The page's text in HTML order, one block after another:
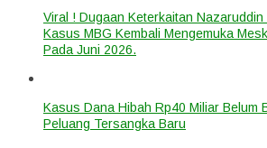
Viral ! Dugaan Keterkaitan Nazaruddin
Kasus MBG Kembali Mengemuka
Pada Juni 2026.
Kasus Dana Hibah Rp40 Miliar Belum
Peluang Tersangka Baru